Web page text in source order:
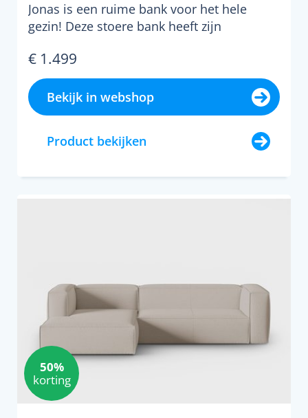
Jonas is een ruime bank voor het hele
gezin! Deze stoere bank heeft zijn
€ 1.499
Bekijk in webshop
Product bekijken
50%
korting